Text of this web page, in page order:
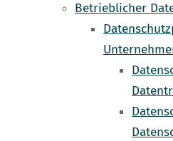
Betrieblicher